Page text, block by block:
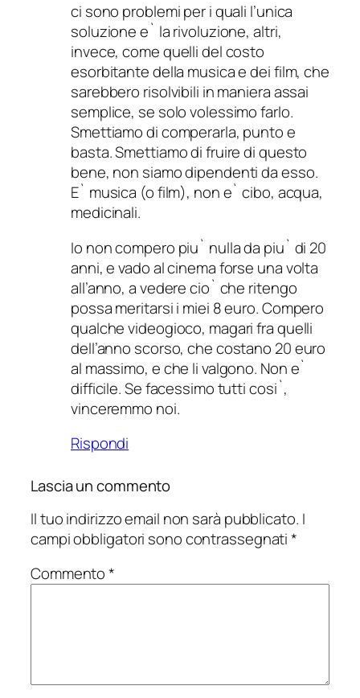
ci sono problemi per i quali l’unica
soluzione e` la rivoluzione, altri,
invece, come quelli del costo
esorbitante della musica e dei film, che
sarebbero risolvibili in maniera assai
semplice, se solo volessimo farlo.
Smettiamo di comperarla, punto e
basta. Smettiamo di fruire di questo
bene, non siamo dipendenti da esso.
E` musica (o film), non e` cibo, acqua,
medicinali.
Io non compero piu` nulla da piu` di 20
anni, e vado al cinema forse una volta
all’anno, a vedere cio` che ritengo
possa meritarsi i miei 8 euro. Compero
qualche videogioco, magari fra quelli
dell’anno scorso, che costano 20 euro
al massimo, e che li valgono. Non e`
difficile. Se facessimo tutti cosi`,
vinceremmo noi.
Rispondi
Lascia un commento
Il tuo indirizzo email non sarà pubblicato. I
campi obbligatori sono contrassegnati*
Commento*